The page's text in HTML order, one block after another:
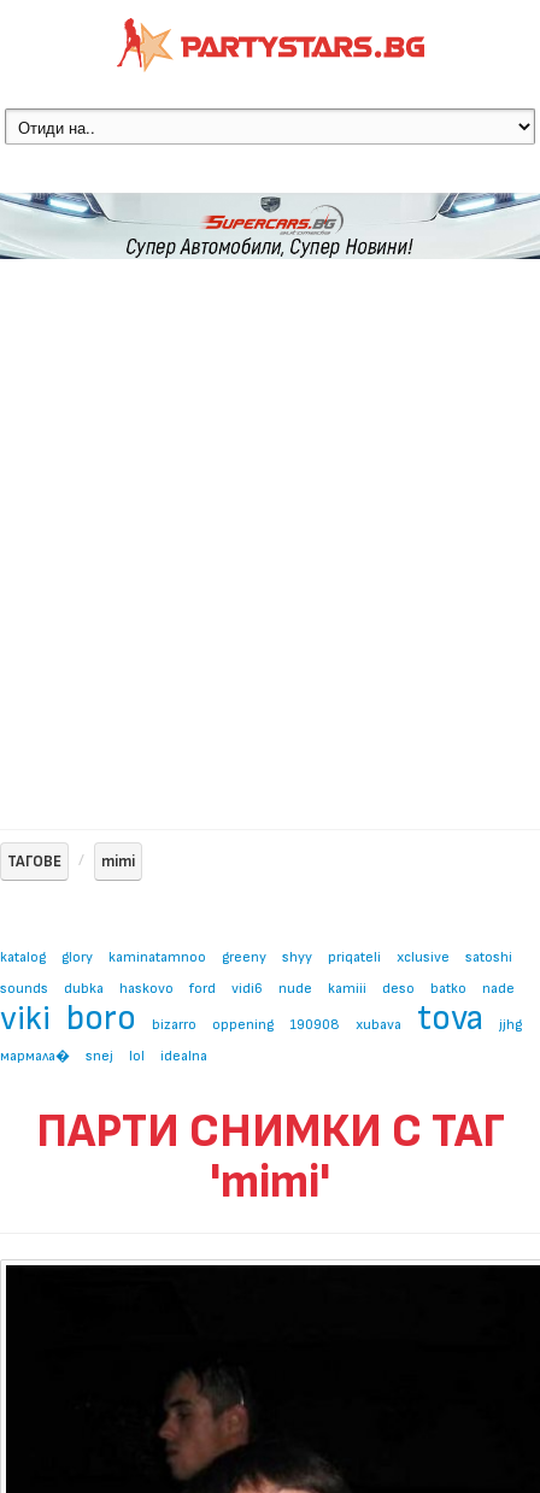
ТАГОВЕ mimi
katalog glory kaminatamnoo greeny shyy priqateli xclusive
satoshi
sounds
dubka haskovo ford vidi6 nude kamiii deso batko nade
viki boro bizarro oppening 190908 xubava tova
jjhg
мармала�
snej lol idealna
ПАРТИ СНИМКИ С ТАГ
'mimi'